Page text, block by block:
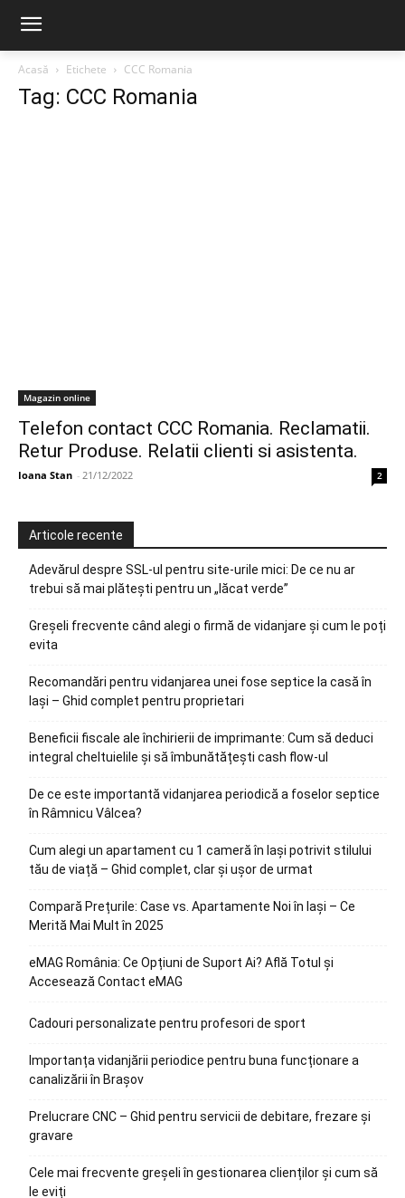
Acasă Etichete CCC Romania
Tag: CCC Romania
Magazin online
Telefon contact CCC Romania. Reclamatii.
Retur Produse. Relatii clienti si asistenta.
Ioana Stan - 21/12/2022 2
Articole recente
Adevărul despre SSL-ul pentru site-urile mici: De ce nu ar
trebui să mai plătești pentru un „lăcat verde”
Greșeli frecvente când alegi o firmă de vidanjare și cum le poți
evita
Recomandări pentru vidanjarea unei fose septice la casă în
Iași – Ghid complet pentru proprietari
Beneficii fiscale ale închirierii de imprimante: Cum să deduci
integral cheltuielile și să îmbunătățești cash flow-ul
De ce este importantă vidanjarea periodică a foselor septice
în Râmnicu Vâlcea?
Cum alegi un apartament cu 1 cameră în Iași potrivit stilului
tău de viață – Ghid complet, clar și ușor de urmat
Compară Prețurile: Case vs. Apartamente Noi în Iași – Ce
Merită Mai Mult în 2025
eMAG România: Ce Opțiuni de Suport Ai? Află Totul și
Accesează Contact eMAG
Cadouri personalizate pentru profesori de sport
Importanța vidanjării periodice pentru buna funcționare a
canalizării în Brașov
Prelucrare CNC – Ghid pentru servicii de debitare, frezare și
gravare
Cele mai frecvente greșeli în gestionarea clienților și cum să
le eviți